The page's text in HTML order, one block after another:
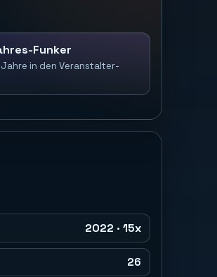
Funker
in den Veranstalter-
2022 · 15x
26